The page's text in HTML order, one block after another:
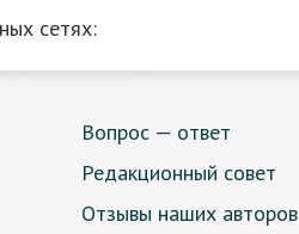
сетях:
Вопрос — ответ
Редакционный совет
Отзывы наших авторов